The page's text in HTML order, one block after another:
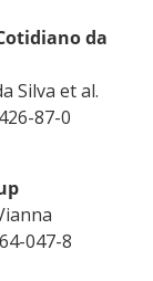
da
Silva et al.
87-0
047-8